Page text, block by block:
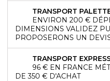
TRANSPORT
ENVIRON 200 €
DIMENSIONS VALIDEZ
PROPOSERONS UN
TRANSPORT
96 € EN FRANCE
DE 350 € D'ACHAT